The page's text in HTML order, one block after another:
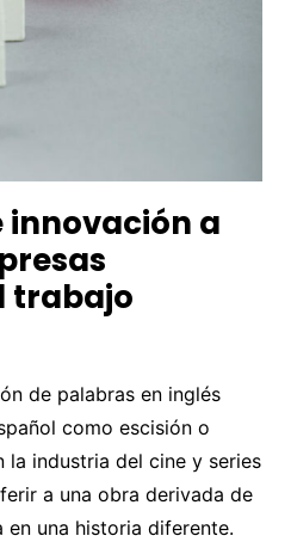
innovación a
trabajo
de palabras en inglés
como escisión o
la industria del cine y series
a una obra derivada de
una historia diferente.